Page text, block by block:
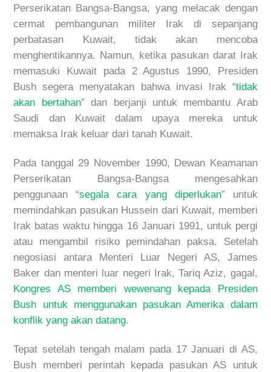
Perserikatan Bangsa-Bangsa, yang melacak dengan
cermat pembangunan militer Irak di sepanjang
perbatasan Kuwait, tidak akan mencoba
menghentikannya. Namun, ketika pasukan darat Irak
memasuki Kuwait pada 2 Agustus 1990, Presiden
Bush segera menyatakan bahwa invasi Irak “tidak
akan bertahan” dan berjanji untuk membantu Arab
Saudi dan Kuwait dalam upaya mereka untuk
memaksa Irak keluar dari tanah Kuwait.
Pada tanggal 29 November 1990, Dewan Keamanan
Perserikatan Bangsa-Bangsa mengesahkan
penggunaan “segala cara yang diperlukan” untuk
memindahkan pasukan Hussein dari Kuwait, memberi
Irak batas waktu hingga 16 Januari 1991, untuk pergi
atau mengambil risiko pemindahan paksa. Setelah
negosiasi antara Menteri Luar Negeri AS, James
Baker dan menteri luar negeri Irak, Tariq Aziz, gagal,
Kongres AS memberi wewenang kepada Presiden
Bush untuk menggunakan pasukan Amerika dalam
konflik yang akan datang.
Tepat setelah tengah malam pada 17 Januari di AS,
Bush memberi perintah kepada pasukan AS untuk